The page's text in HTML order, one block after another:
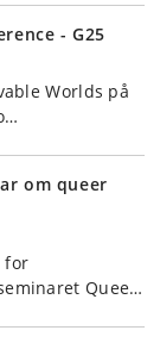
- G25
Worlds på
om queer
for
Quee…